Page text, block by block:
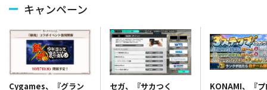
キャンペーン
Cygames、『グラン
セガ、『サカつく
KONAMI、『